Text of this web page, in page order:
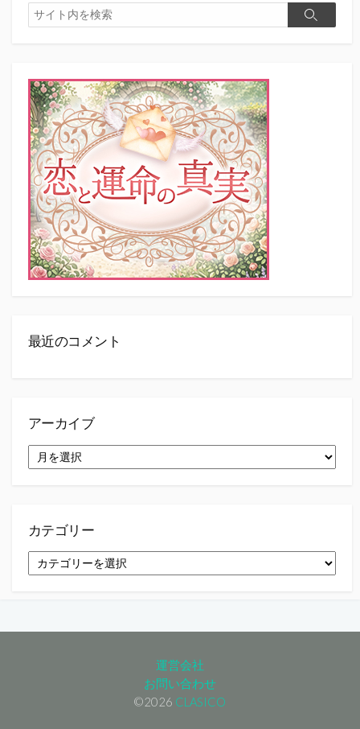
検
索
検
最近のコメント
アーカイブ
ー
カテゴリー
テ
運営会社
お問い合わせ
©2026 CLASICO